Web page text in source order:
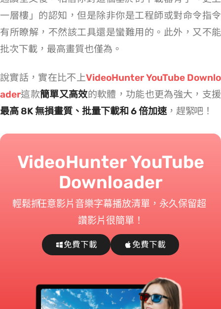
一層樓」的認知，但是除非你是工程師或對命令指令
有所瞭解，不然該工具還是蠻難用的。此外，又不能
批次下載，最高畫質也僅為 1080p。
說實話，實在比不上VideoHunter YouTube Downlo
ader這款簡單又高效的軟體，功能也更為強大，支援
最高 8K 無損畫質、批量下載和 6 倍加速，趕緊 TRY TRY 吧！
VideoHunter YouTube
Downloader
輕鬆抓 YouTube 任意影片/音樂/字幕/播放清單，永久保留超
讚影片很簡單！
免費下載 免費下載